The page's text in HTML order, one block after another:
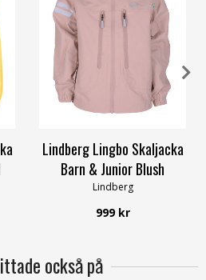
100
160
Lindberg Lingbo Skaljacka
Barn & Junior Blush
Lindberg
999 kr
också på